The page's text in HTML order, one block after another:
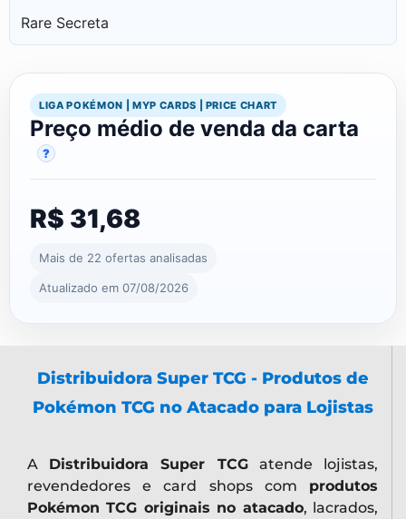
Rare Secreta
LIGA POKÉMON | MYP CARDS | PRICE CHART
Preço médio de venda da carta
?
R$ 31,68
Mais de 22 ofertas analisadas
Atualizado em 07/08/2026
Distribuidora Super TCG - Produtos de
Pokémon TCG no Atacado para Lojistas
A Distribuidora Super TCGatende lojistas,
revendedores e card shops com produtos
Pokémon TCG originais no atacado, lacrados,